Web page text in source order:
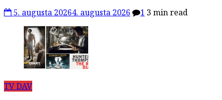
5. augusta 20264. augusta 2026 1 3 min read
TV DAV